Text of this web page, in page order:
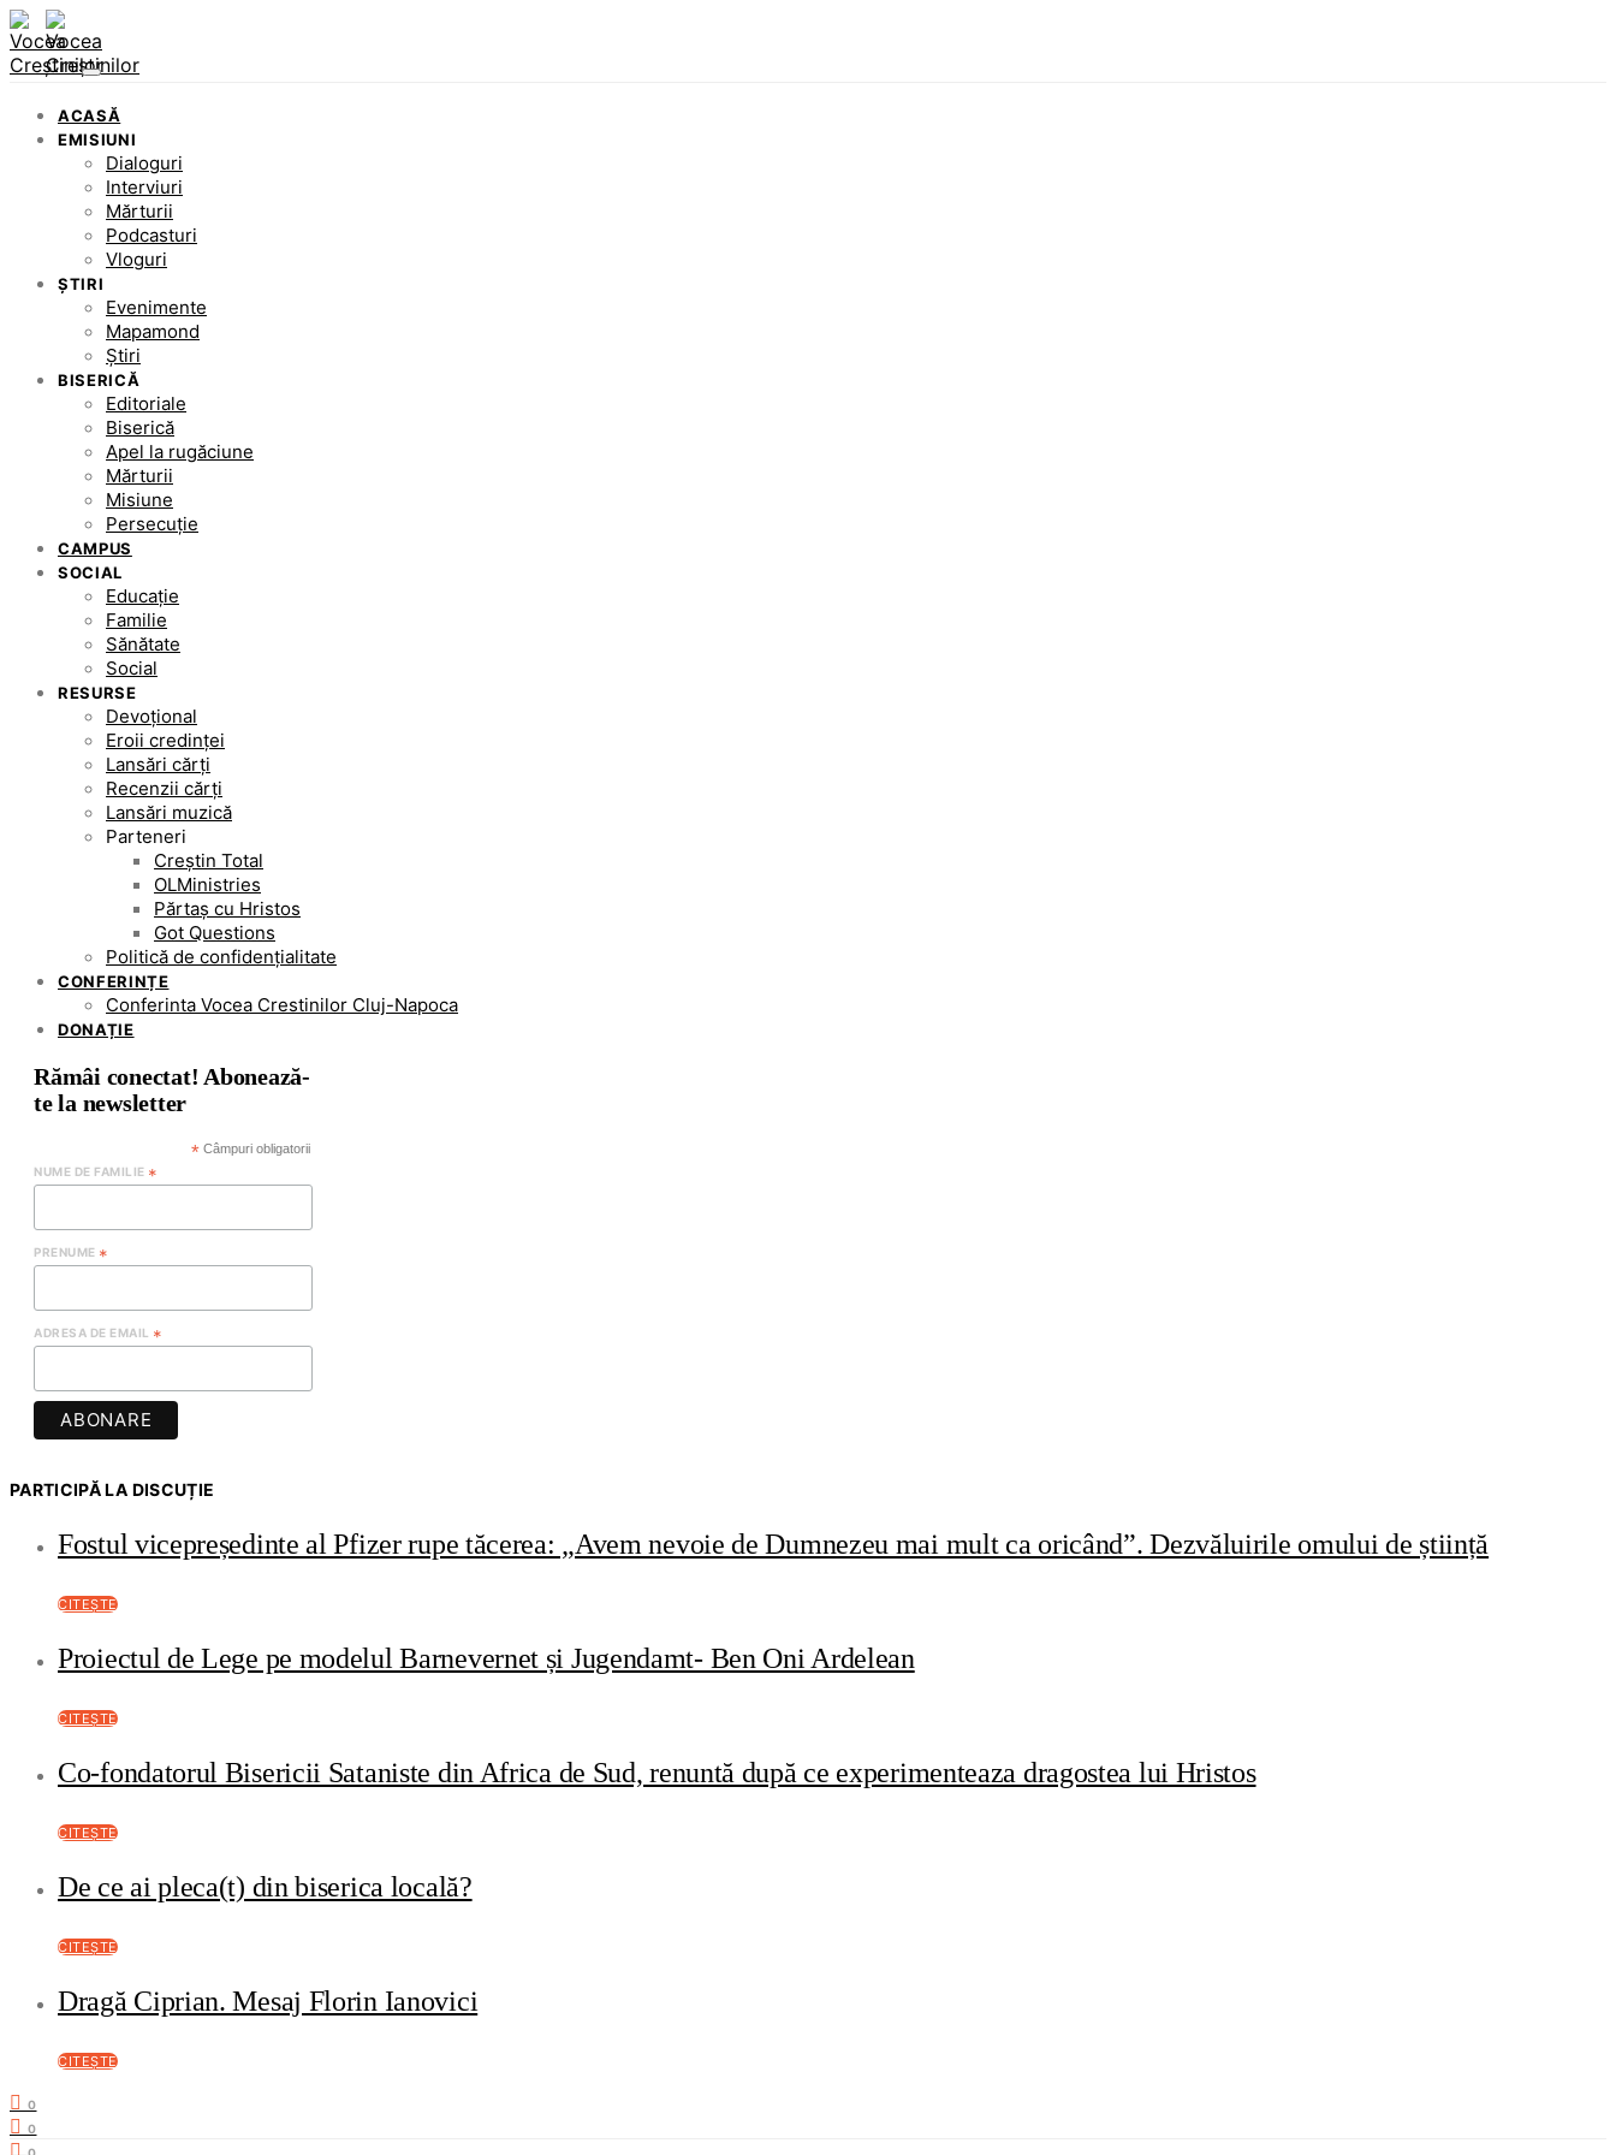
ACASĂ
EMISIUNI
Dialoguri
Interviuri
Mărturii
Podcasturi
Vloguri
ȘTIRI
Evenimente
Mapamond
Știri
BISERICĂ
Editoriale
Biserică
Apel la rugăciune
Mărturii
Misiune
Persecuție
CAMPUS
SOCIAL
Educație
Familie
Sănătate
Social
RESURSE
Devoțional
Eroii credinței
Lansări cărți
Recenzii cărți
Lansări muzică
Parteneri
Creștin Total
OLMinistries
Părtaș cu Hristos
Got Questions
Politică de confidențialitate
CONFERINȚE
Conferinta Vocea Crestinilor Cluj-Napoca
DONAȚIE
Rămâi conectat! Abonează-
te la newsletter
* Câmpuri obligatorii
NUME DE FAMILIE *
PRENUME *
ADRESA DE EMAIL *
PARTICIPĂ LA DISCUȚIE
Fostul vicepreședinte al Pfizer rupe tăcerea: „Avem nevoie de Dumnezeu mai mult ca oricând”. Dezvăluirile omului de știință
CITEȘTE
Proiectul de Lege pe modelul Barnevernet și Jugendamt- Ben Oni Ardelean
CITEȘTE
Co-fondatorul Bisericii Sataniste din Africa de Sud, renuntă după ce experimenteaza dragostea lui Hristos
CITEȘTE
De ce ai pleca(t) din biserica locală?
CITEȘTE
Dragă Ciprian. Mesaj Florin Ianovici
CITEȘTE
0
0